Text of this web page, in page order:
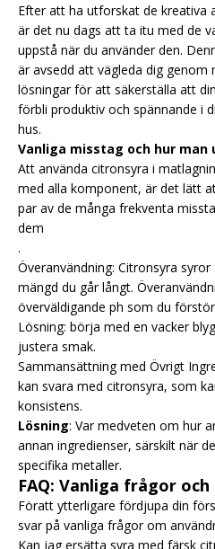
Efter att ha utforskat de kreativa
är det nu dags att ta itu med de
uppstå när du använder den.
är avsedd att vägleda dig genom
lösningar för att säkerställa att
förbli produktiv och spännande i
hus.
Vanliga misstag och hur man
Att använda citronsyra i
med alla komponent, är det lätt
par av de många frekventa
dem
.
Överanvändning: Citronsyra
mängd du går långt.
överväldigande ph som du
Lösning: börja med en vacker
justera smak.
Sammansättning med Övrigt
kan svara med citronsyra, som
konsistens.
Lösning: Var medveten om hur
annan ingredienser, särskilt när
specifika metaller.
FAQ: Vanliga frågor
Föratt ytterligare fördjupa din
svar på vanliga frågor om
Kan jag ersätta syra med färsk